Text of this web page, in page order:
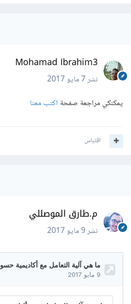
Mohamad Ibrahim3
نشر7 مايو 2017
يمكنكي مراجعة صفحة اكتب معنا
اقتباس
م.طارق الموصللي
نشر9 مايو 2017